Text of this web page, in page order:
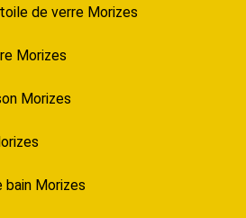
de verre Morizes
Morizes
Morizes
bain Morizes